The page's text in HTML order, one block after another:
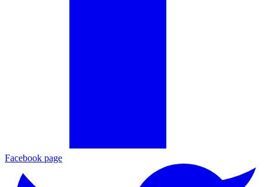
Facebook page